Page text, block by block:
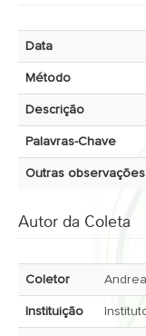
Atlas 2.1
Estatísticas
Sobre o Sinbiota
Login
Data
Método
Descrição
Palavras-Chave
Outras observações
Autor da Coleta
Coletor
Instituição